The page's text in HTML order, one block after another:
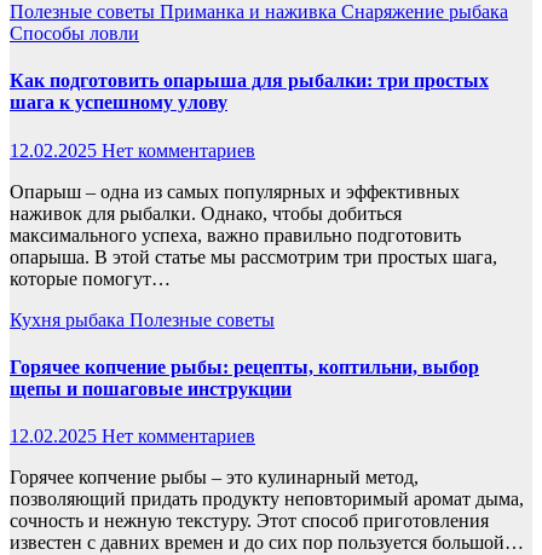
Полезные советы Приманка и наживка Снаряжение рыбака
Способы ловли
Как подготовить опарыша для рыбалки: три простых
шага к успешному улову
12.02.2025 Нет комментариев
Опарыш – одна из самых популярных и эффективных
наживок для рыбалки. Однако, чтобы добиться
максимального успеха, важно правильно подготовить
опарыша. В этой статье мы рассмотрим три простых шага,
которые помогут…
Кухня рыбака Полезные советы
Горячее копчение рыбы: рецепты, коптильни, выбор
щепы и пошаговые инструкции
12.02.2025 Нет комментариев
Горячее копчение рыбы – это кулинарный метод,
позволяющий придать продукту неповторимый аромат дыма,
сочность и нежную текстуру. Этот способ приготовления
известен с давних времен и до сих пор пользуется большой…